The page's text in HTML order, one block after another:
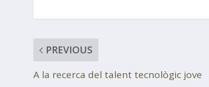
PREVIOUS
A la recerca del talent tecnològic jove